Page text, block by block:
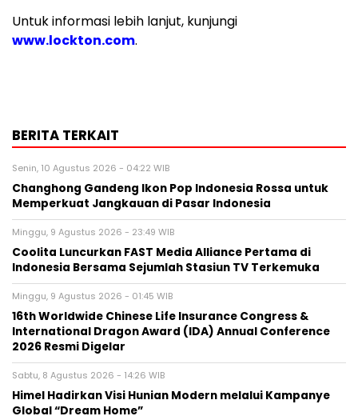
Untuk informasi lebih lanjut, kunjungi
www.lockton.com.
BERITA TERKAIT
Senin, 10 Agustus 2026 - 04:22 WIB
Changhong Gandeng Ikon Pop Indonesia Rossa untuk
Memperkuat Jangkauan di Pasar Indonesia
Minggu, 9 Agustus 2026 - 23:49 WIB
Coolita Luncurkan FAST Media Alliance Pertama di
Indonesia Bersama Sejumlah Stasiun TV Terkemuka
Minggu, 9 Agustus 2026 - 01:45 WIB
16th Worldwide Chinese Life Insurance Congress &
International Dragon Award (IDA) Annual Conference
2026 Resmi Digelar
Sabtu, 8 Agustus 2026 - 14:26 WIB
Himel Hadirkan Visi Hunian Modern melalui Kampanye
Global “Dream Home”